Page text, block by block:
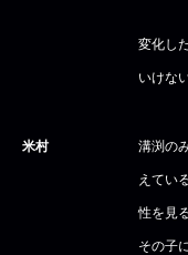
変化し
いけな
米村 溝渕の
えてい
性を見
その子